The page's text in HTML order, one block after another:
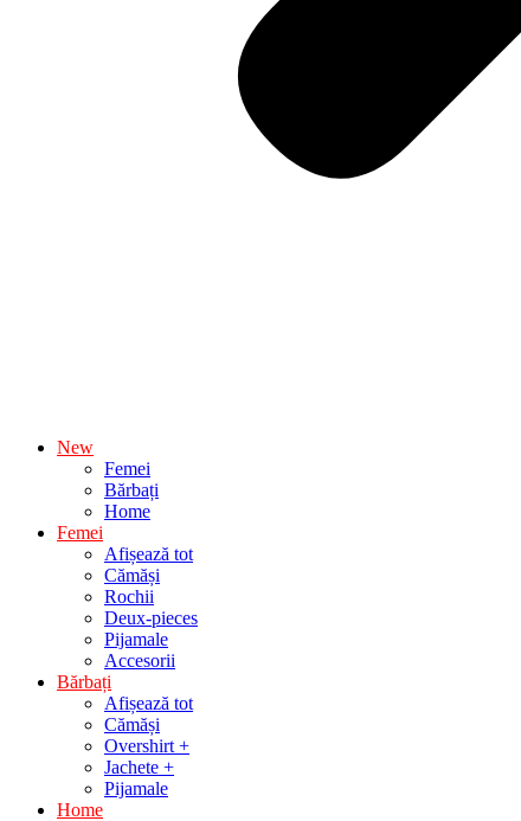
New
Femei
Bărbați
Home
Femei
Afișează tot
Cămăși
Rochii
Deux-pieces
Pijamale
Accesorii
Bărbați
Afișează tot
Cămăși
Overshirt +
Jachete +
Pijamale
Home